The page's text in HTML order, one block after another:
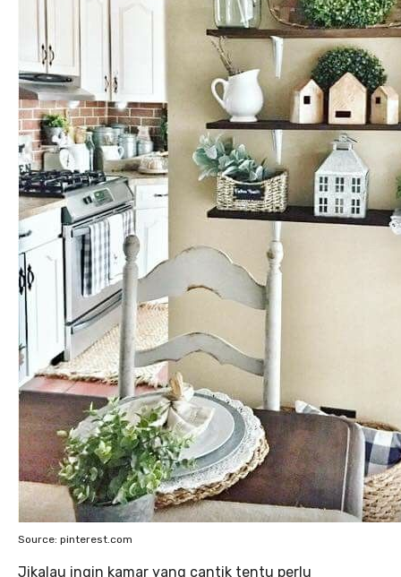
Source: pinterest.com
Jikalau ingin kamar yang cantik tentu perlu